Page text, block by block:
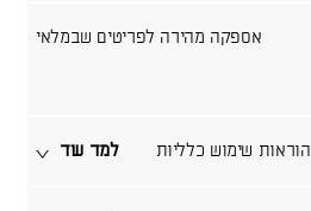
הוראות שימוש כלליות למד עוד
אספקה מהירה לפריטים שבמלאי